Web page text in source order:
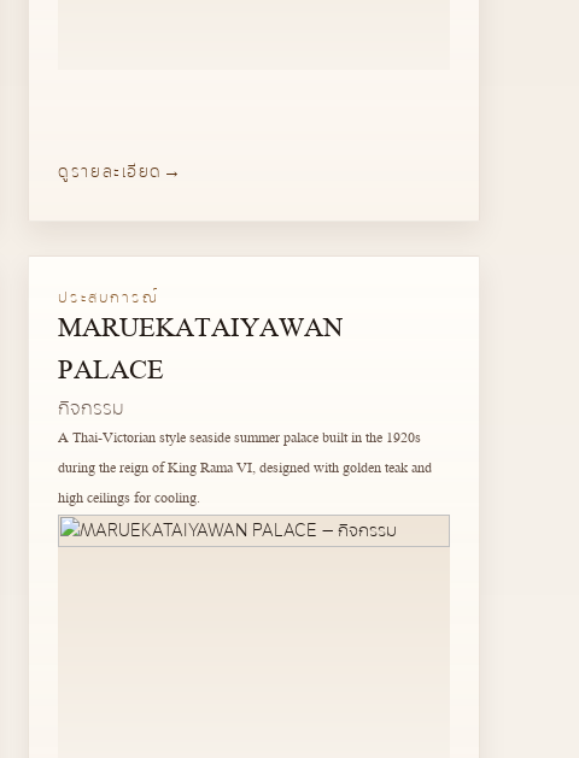
ดูรายละเอียด
ประสบการณ์
MARUEKATAIYAWAN
PALACE
กิจกรรม
A Thai-Victorian style seaside summer palace built in the 1920s
during the reign of King Rama VI, designed with golden teak and
high ceilings for cooling.